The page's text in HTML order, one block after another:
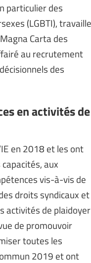
particulier des
(LGBTI), travaille
Carta des
au recrutement
des
en activités de
en 2018 et les ont
aux
vis-à-vis de
droits syndicaux et
activités de plaidoyer
de promouvoir
toutes les
2019 et ont